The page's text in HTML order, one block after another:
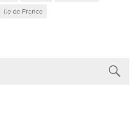
île de France